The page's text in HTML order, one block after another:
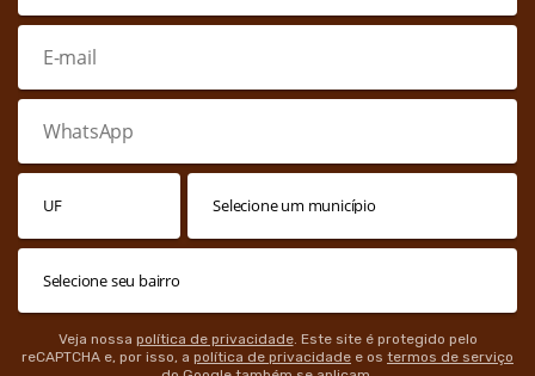
Veja nossa política de privacidade. Este site é protegido pelo
reCAPTCHA e, por isso, a política de privacidade e os termos de serviço